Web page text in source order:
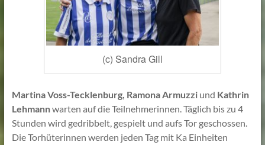
(c) Sandra Gill
Martina Voss-Tecklenburg, Ramona Armuzziund Kathrin
Lehmannwarten auf die Teilnehmerinnen. Täglich bis zu 4
Stunden wird gedribbelt, gespielt und aufs Tor geschossen.
Die Torhüterinnen werden jeden Tag mit Ka Einheiten